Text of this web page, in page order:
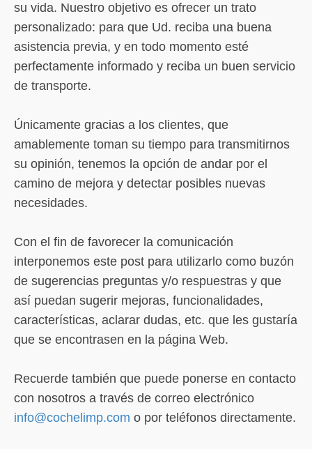
su vida. Nuestro objetivo es ofrecer un trato
personalizado: para que Ud. reciba una buena
asistencia previa, y en todo momento esté
perfectamente informado y reciba un buen servicio
de transporte.
Únicamente gracias a los clientes, que
amablemente toman su tiempo para transmitirnos
su opinión, tenemos la opción de andar por el
camino de mejora y detectar posibles nuevas
necesidades.
Con el fin de favorecer la comunicación
interponemos este post para utilizarlo como buzón
de sugerencias preguntas y/o respuestras y que
así puedan sugerir mejoras, funcionalidades,
características, aclarar dudas, etc. que les gustaría
que se encontrasen en la página Web.
Recuerde también que puede ponerse en contacto
con nosotros a través de correo electrónico
info@cochelimp.com o por teléfonos directamente.